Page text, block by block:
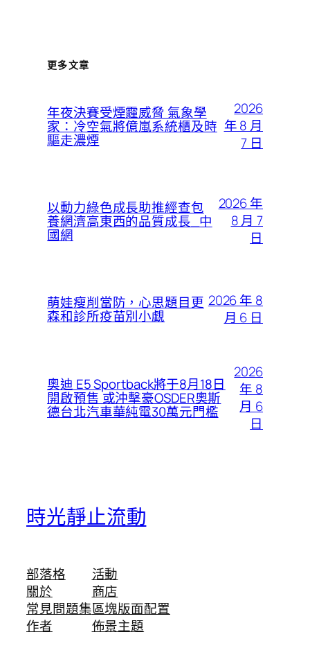
更多文章
年夜決賽受煙霾威脅 氣象學
家：冷空氣將億嵐系統櫃及時
驅走濃煙
2026
年 8 月
7 日
以動力綠色成長助推經查包
養網濟高東西的品質成長_中
國網
2026 年
8 月 7
日
萌娃瘦削當防，心思題目更
森和診所疫苗別小覷
2026 年 8
月 6 日
奧迪 E5 Sportback將于8月18日
開啟預售 或沖擊豪OSDER奧斯
德台北汽車華純電30萬元門檻
2026
年 8
月 6
日
時光靜止流動
部落格
關於
常見問題集
作者
活動
商店
區塊版面配置
佈景主題